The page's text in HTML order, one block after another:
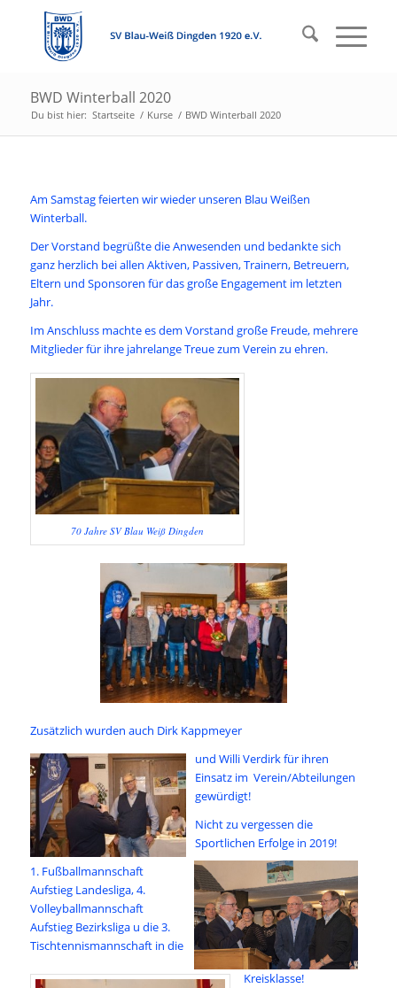
BWD Winterball 2020
Du bist hier: Startseite / Kurse / BWD Winterball 2020
Am Samstag feierten wir wieder unseren Blau Weißen
Winterball.
Der Vorstand begrüßte die Anwesenden und bedankte sich
ganz herzlich bei allen Aktiven, Passiven, Trainern, Betreuern,
Eltern und Sponsoren für das große Engagement im letzten
Jahr.
Im Anschluss machte es dem Vorstand große Freude, mehrere
Mitglieder für ihre jahrelange Treue zum Verein zu ehren.
70 Jahre SV Blau Weiß Dingden
Zusätzlich wurden auch Dirk Kappmeyer
und Willi Verdirk für ihren
Einsatz im Verein/Abteilungen
gewürdigt!
Nicht zu vergessen die
Sportlichen Erfolge in 2019!
1. Fußballmannschaft
Aufstieg Landesliga, 4.
Volleyballmannschaft
Aufstieg Bezirksliga u die 3.
Tischtennismannschaft in die
Kreisklasse!